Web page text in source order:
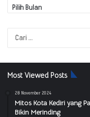
Most Viewed Posts
28 November 2024
Mitos Kota Kediri yang
Bikin Merinding